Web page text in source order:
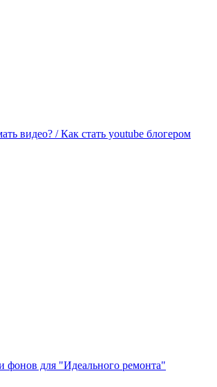
видео? / Как стать youtube блогером
фонов для "Идеального ремонта"